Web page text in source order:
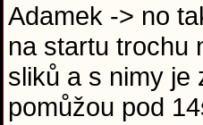
Adamek -> no
na startu trochu
sliků a s nimy je
pomůžou pod